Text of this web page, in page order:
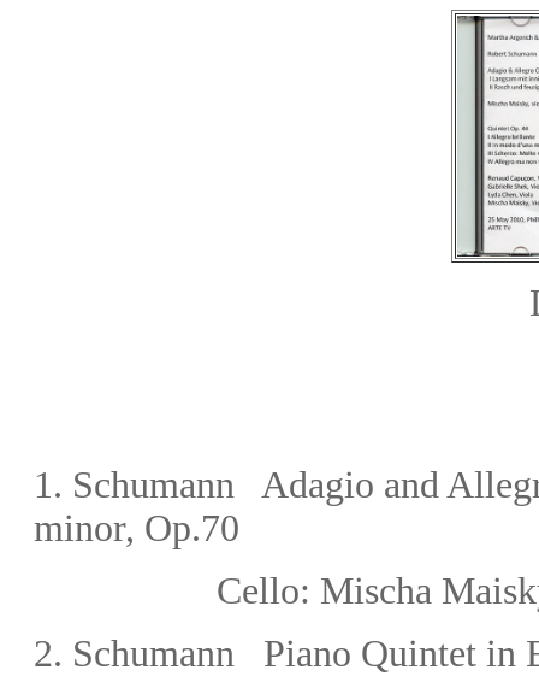
1. Schumann Adagio and
minor, Op.70
Cello: Mischa
2. Schumann Piano Quintet in